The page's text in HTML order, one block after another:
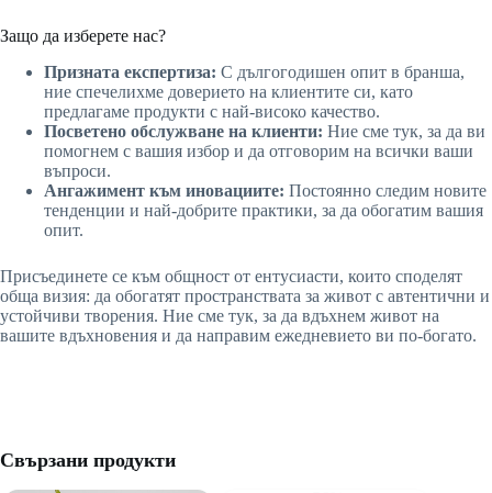
Защо да изберете нас?
Призната експертиза: С дългогодишен опит в бранша,
ние спечелихме доверието на клиентите си, като
предлагаме продукти с най-високо качество.
Посветено обслужване на клиенти: Ние сме тук, за да ви
помогнем с вашия избор и да отговорим на всички ваши
въпроси.
Ангажимент към иновациите: Постоянно следим новите
тенденции и най-добрите практики, за да обогатим вашия
опит.
Присъединете се към общност от ентусиасти, които споделят
обща визия: да обогатят пространствата за живот с автентични и
устойчиви творения. Ние сме тук, за да вдъхнем живот на
вашите вдъхновения и да направим ежедневието ви по-богато.
Свързани продукти